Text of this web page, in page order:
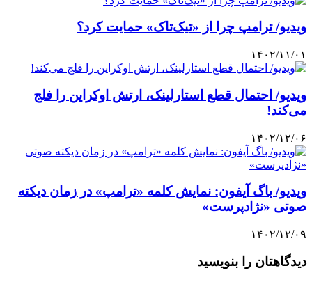
ویدیو/ ترامپ چرا از «تیک‌تاک» حمایت کرد؟
۱۴۰۲/۱۱/۰۱
ویدیو/ احتمال قطع استارلینک، ارتش اوکراین را فلج
می‌کند!
۱۴۰۲/۱۲/۰۶
ویدیو/ باگ آیفون: نمایش کلمه «ترامپ» در زمان دیکته
صوتی «نژادپرست»
۱۴۰۲/۱۲/۰۹
دیدگاهتان را بنویسید